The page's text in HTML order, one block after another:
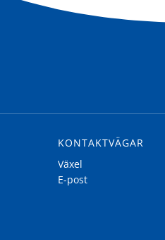
KONTAKTVÄGAR
Växel
E-post